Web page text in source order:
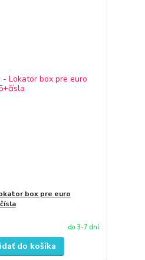
box pre euro
do 3-7 dní
do košíka